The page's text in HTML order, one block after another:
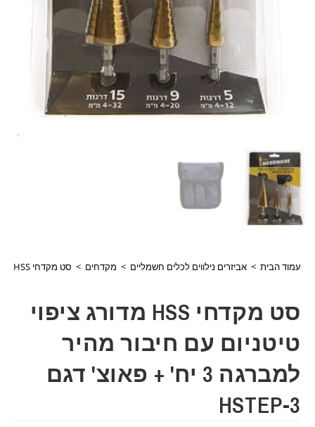
עמוד הבית > אביזרים נילווים לכלים חשמליים > מקדחים > סט מקדחי HSS מדורג ציפוי טיטניום עם חיבור מהיר למברגה 3 יח' + פאוצ' דגם HSTEP-3
סט מקדחי HSS מדורג ציפוי
טיטניום עם חיבור מהיר
למברגה 3 יח' + פאוצ' דגם
HSTEP-3